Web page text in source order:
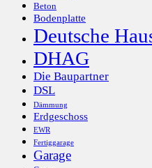
Beton
Bodenplatte
Deutsche
DHAG
Die Baupartner
DSL
Dämmung
Erdgeschoss
EWR
Fertiggarage
Garage